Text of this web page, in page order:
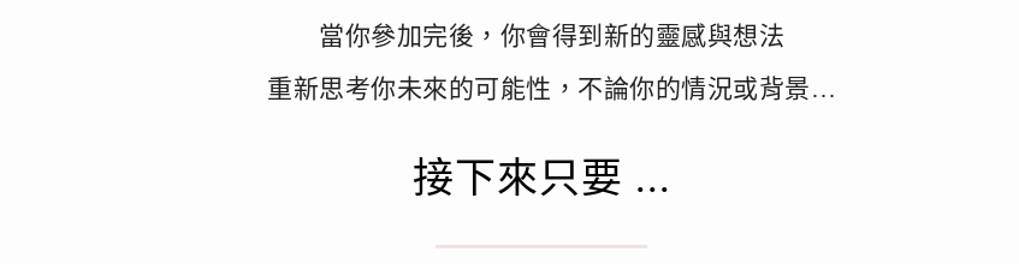
當你參加完後，你會得到新的靈感與想法
重新思考你未來的可能性，不論你的情況或背景…
接下來只要 ...